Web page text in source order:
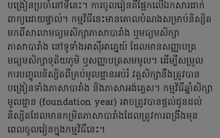
បង្រៀនប្រចាំនៅទីនេះ។ ការចូលរៀនគឺផ្អែកលើឯកសារដាក់
ពាក្យដោយផ្ទាល់។ កម្មវិធីនេះមានគោលបំណងសម្រាប់និស្សិត
មកពីសាលាមធ្យមសិក្សាភាសាបារាំង ឬមធ្យមសិក្សា
ភាសាបារាំង នៅទូទាំងអាស៊ីអាគ្នេយ៍ ដែលមានសញ្ញាបត្រ
មធ្យមសិក្សាទុតិយភូមិ ឬសញ្ញាបត្រសមមូល។ ដើម្បីសម្រួល
ការបញ្ចូលនិស្សិតពីគ្រប់មូលដ្ឋានអប់រំ វគ្គសិក្សានឹងត្រូវបាន
បង្រៀនទាំងភាសាបារាំង និងភាសាអង់គ្លេស។ កម្មវិធីឆ្នាំសិក្សា
មូលដ្ឋាន (foundation year) អាចត្រូវបានផ្តល់ជូនដល់
និស្សិតដែលមានកម្រិតភាសាបារាំងដែលត្រូវការពង្រឹងមុន
ពេលចូលរៀនក្នុងកម្មវិធីនេះ។